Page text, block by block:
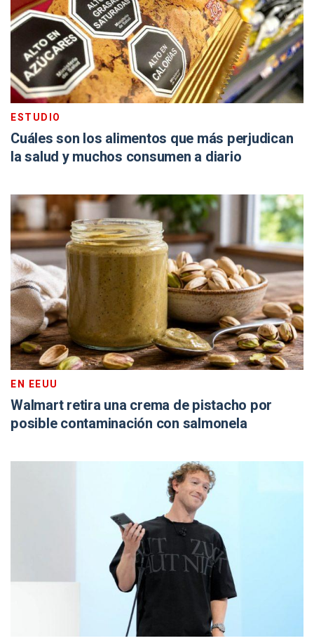
ESTUDIO
Cuáles son los alimentos que más perjudican
la salud y muchos consumen a diario
EN EEUU
Walmart retira una crema de pistacho por
posible contaminación con salmonela